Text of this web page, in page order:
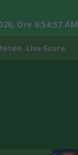
Ore 6:54:58 AM
Live Score